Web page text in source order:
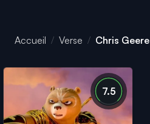
Accueil Verse Chris Geere
7.5